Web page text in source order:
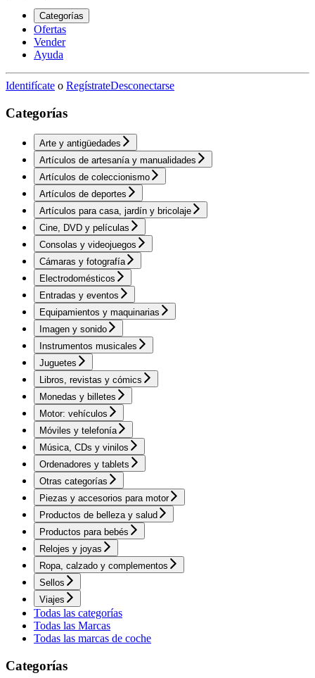
Categorías
Ofertas
Vender
Ayuda
Identifícate o RegístrateDesconectarse
Categorías
Arte y antigüedades
Artículos de artesanía y manualidades
Artículos de coleccionismo
Artículos de deportes
Artículos para casa, jardín y bricolaje
Cine, DVD y películas
Consolas y videojuegos
Cámaras y fotografía
Electrodomésticos
Entradas y eventos
Equipamientos y maquinarias
Imagen y sonido
Instrumentos musicales
Juguetes
Libros, revistas y cómics
Monedas y billetes
Motor: vehículos
Móviles y telefonía
Música, CDs y vinilos
Ordenadores y tablets
Otras categorías
Piezas y accesorios para motor
Productos de belleza y salud
Productos para bebés
Relojes y joyas
Ropa, calzado y complementos
Sellos
Viajes
Todas las categorías
Todas las Marcas
Todas las marcas de coche
Categorías